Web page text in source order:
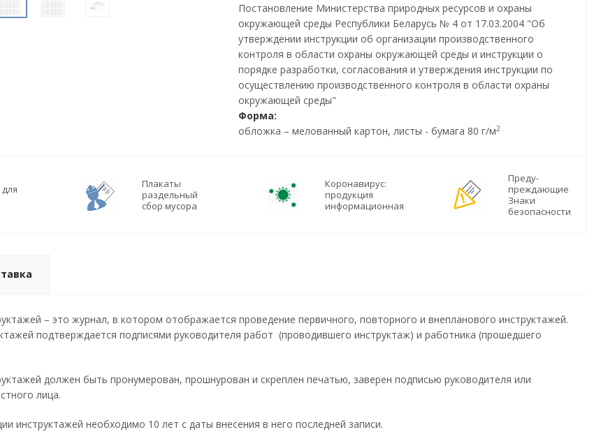
Постановление Министерства природных ресурсов и охраны
окружающей среды Республики Беларусь № 4 от 17.03.2004 "Об
утверждении инструкции об организации производственного
контроля в области охраны окружающей среды и инструкции о
порядке разработки, согласования и утверждения инструкции по
осуществлению производственного контроля в области охраны
окружающей среды"
Форма:
обложка – мелованный картон, листы - бумага 80 г/м2
Плакаты
раздельный
сбор мусора
Коронавирус:
продукция
информационная
Преду-
преждающие
Знаки
безопасности
– это журнал, в котором отображается проведение первичного, повторного и внепланового инструктажей.
подтверждается подписями руководителя работ (проводившего инструктаж) и работника (прошедшего
должен быть пронумерован, прошнурован и скреплен печатью, заверен подписью руководителя или
лица.
инструктажей необходимо 10 лет с даты внесения в него последней записи.